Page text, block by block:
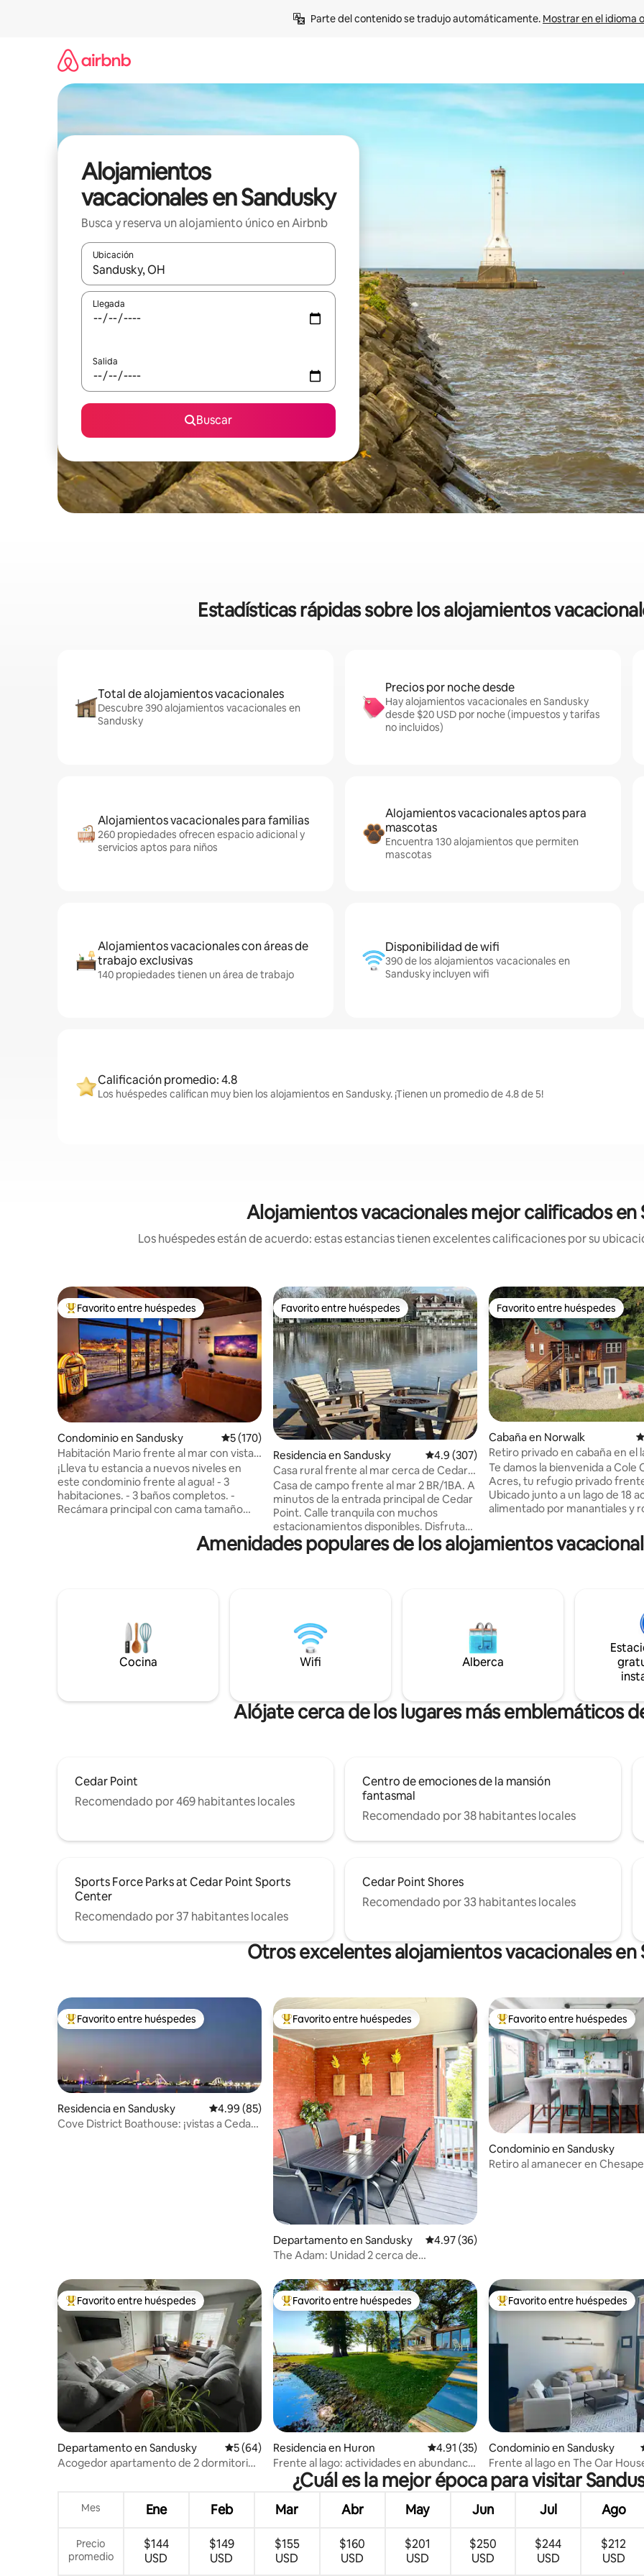
Parte del contenido se tradujo automáticamente. Mostrar en el idioma
Alojamientos
vacacionales en Sandusky
Busca y reserva un alojamiento único en Airbnb
Ubicación
Cuando los resultados estén disponibles, podrás navegar usando las teclas de las flechas hacia arriba y hacia abajo, o
Llegada
Salida
Buscar
Estadísticas rápidas sobre los alojamientos
Total de alojamientos vacacionales
Descubre 390 alojamientos vacacionales en
Sandusky
Precios por noche desde
Hay alojamientos vacacionales en Sandusky
desde $20 USD por noche (impuestos y tarifas
no incluidos)
Alojamientos vacacionales para familias
260 propiedades ofrecen espacio adicional y
servicios aptos para niños
Alojamientos vacacionales aptos para
mascotas
Encuentra 130 alojamientos que permiten
mascotas
Alojamientos vacacionales con áreas de
trabajo exclusivas
140 propiedades tienen un área de trabajo
Disponibilidad de wifi
390 de los alojamientos vacacionales en
Sandusky incluyen wifi
Calificación promedio: 4.8
Los huéspedes califican muy bien los alojamientos en Sandusky. ¡Tienen un promedio de 4.8 de 5!
Alojamientos vacacionales mejor calificados en
Los huéspedes están de acuerdo: estas estancias tienen excelentes calificaciones por su
De los mejores en Favorito entre huéspedes
Favorito entre huéspedes
Condominio en Sandusky Calificación promedio: 5 de 5; 170 evaluaciones
5 (170)
Habitación Mario frente al mar con vista
al centro de Cedar Point
¡Lleva tu estancia a nuevos niveles en
este condominio frente al agua! - 3
habitaciones. - 3 baños completos. -
Recámara principal con cama tamaño
del loft es un espacio compartido
abierto: queen, completo y 2 camas
- Cocina totalmente abastecida. -
Proyector de cine - 3 televisores con
dispositivo de streaming - Nintendo
Favorito entre huéspedes
Favorito entre huéspedes
Residencia en Sandusky Calificación promedio: 4.9 de 5; 307
4.9 (307)
Casa rural frente al mar cerca de Cedar
Point, Sports Force
Casa de campo frente al mar 2 BR/1BA. A
minutos de la entrada principal de Cedar
Point. Calle tranquila con muchos
estacionamientos disponibles. Disfruta
del patio al aire libre con vistas al agua,
asientos frente al mar y chimenea de
alojamiento (que está al lado) para viajes
de grupos más grandes que todavía
quieren algo de privacidad/separación.
Posibilidad de atracar tu barco/motos
Favorito entre huéspedes
Favorito entre huéspedes
Cabaña en Norwalk
Retiro privado en cabaña en el
jacuzzi + playa
Te damos la bienvenida a Cole
Acres, tu refugio privado
Ubicado junto a un lago de 18
alimentado por manantiales y
espacioso albergue construido
Amish es perfecto para que las
en el jacuzzi al atardecer.
cómodamente hasta 10
todas las comodidades
además de una playa privada y
perfecto para escapadas
Amenidades populares de los alojamientos
Cocina Wifi Alberca
Alójate cerca de los lugares más emblemáticos
Cedar Point
Recomendado por 469 habitantes locales
Centro de emociones de la mansión
fantasmal
Recomendado por 38 habitantes locales
Sports Force Parks at Cedar Point Sports
Center
Recomendado por 37 habitantes locales
Cedar Point Shores
Recomendado por 33 habitantes locales
Otros excelentes alojamientos vacacionales en
De los mejores en Favorito entre huéspedes
Favorito entre huéspedes
Residencia en Sandusky Calificación promedio: 4.99 de 5; 85 evaluaciones
4.99 (85)
Cove District Boathouse: ¡vistas a Cedar
De los mejores en Favorito entre huéspedes
Favorito entre huéspedes
Departamento en Sandusky Calificación promedio: 4.97 de 5; 36
4.97 (36)
The Adam: Unidad 2 cerca de
De los mejores en Favorito
Favorito entre huéspedes
Condominio en Sandusky
Retiro al amanecer en
De los mejores en Favorito entre huéspedes
Favorito entre huéspedes
Departamento en Sandusky Calificación promedio: 5 de 5; 64 evaluaciones
5 (64)
Acogedor apartamento de 2 dormitorios
De los mejores en Favorito entre huéspedes
Favorito entre huéspedes
Residencia en Huron Calificación promedio: 4.91 de 5; 35
4.91 (35)
Frente al lago: actividades en abundancia
y un montón de estacionamiento
De los mejores en Favorito
Favorito entre huéspedes
Condominio en Sandusky
Frente al lago en The Oar
¿Cuál es la mejor época para visitar
Mes Ene Feb Mar Abr May Jun Jul Ago
Precio
promedio
$144
USD
$149
USD
$155
USD
$160
USD
$201
USD
$250
USD
$244
USD
$212
USD